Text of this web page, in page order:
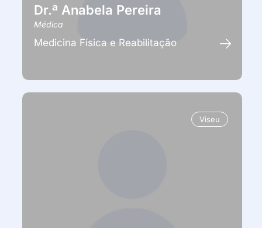
Dr.ª Anabela Pereira
Médica
Medicina Física e Reabilitação
Viseu